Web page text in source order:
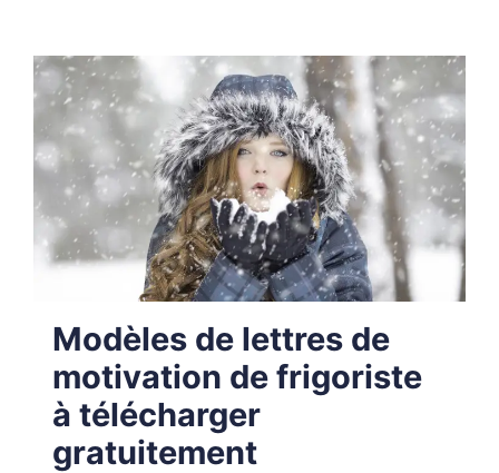
Modèles de lettres de
motivation de frigoriste
à télécharger
gratuitement